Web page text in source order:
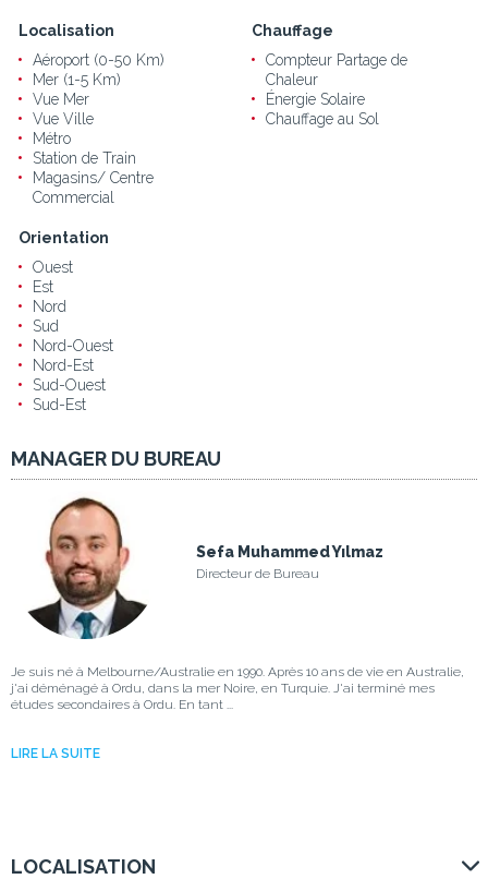
Localisation
Aéroport (0-50 Km)
Mer (1-5 Km)
Vue Mer
Vue Ville
Métro
Station de Train
Magasins/ Centre
Commercial
Chauffage
Compteur Partage de
Chaleur
Énergie Solaire
Chauffage au Sol
Orientation
Ouest
Est
Nord
Sud
Nord-Ouest
Nord-Est
Sud-Ouest
Sud-Est
MANAGER DU BUREAU
Sefa Muhammed Yılmaz
Directeur de Bureau
Je suis né à Melbourne/Australie en 1990. Après 10 ans de vie en Australie,
j'ai déménagé à Ordu, dans la mer Noire, en Turquie. J'ai terminé mes
études secondaires à Ordu. En tant ...
LIRE LA SUITE
LOCALISATION